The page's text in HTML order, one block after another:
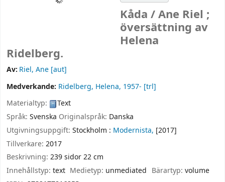
Kåda /Ane Riel ;
översättning av
Helena
Ridelberg.
Av: Riel, Ane [aut]
Medverkande: Ridelberg, Helena, 1957- [trl]
Materialtyp:
Text
Språk: Svenska Originalspråk: Danska
Utgivningsuppgift: Stockholm : Modernista, [2017]
Tillverkare: 2017
Beskrivning: 239 sidor 22 cm
Innehållstyp: text Medietyp: unmediated Bärartyp: volume